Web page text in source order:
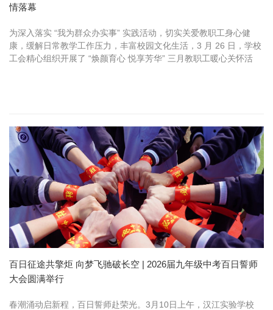
情落幕
为深入落实 “我为群众办实事” 实践活动，切实关爱教职工身心健
康，缓解日常教学工作压力，丰富校园文化生活，3 月 26 日，学校
工会精心组织开展了 “焕颜育心 悦享芳华” 三月教职工暖心关怀活
百日征途共擎炬 向梦飞驰破长空 | 2026届九年级中考百日誓师
大会圆满举行
春潮涌动启新程，百日誓师赴荣光。3月10日上午，汉江实验学校